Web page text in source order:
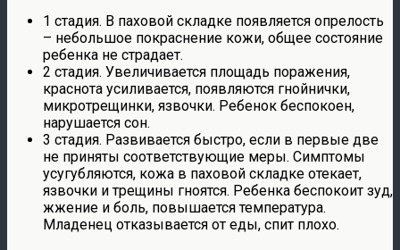
1 стадия. В паховой складке появляется опрелость
– небольшое покраснение кожи, общее состояние
ребенка не страдает.
2 стадия. Увеличивается площадь поражения,
краснота усиливается, появляются гнойнички,
микротрещинки, язвочки. Ребенок беспокоен,
нарушается сон.
3 стадия. Развивается быстро, если в первые две
не приняты соответствующие меры. Симптомы
усугубляются, кожа в паховой складке отекает,
язвочки и трещины гноятся. Ребенка беспокоит зуд,
жжение и боль, повышается температура.
Младенец отказывается от еды, спит плохо.